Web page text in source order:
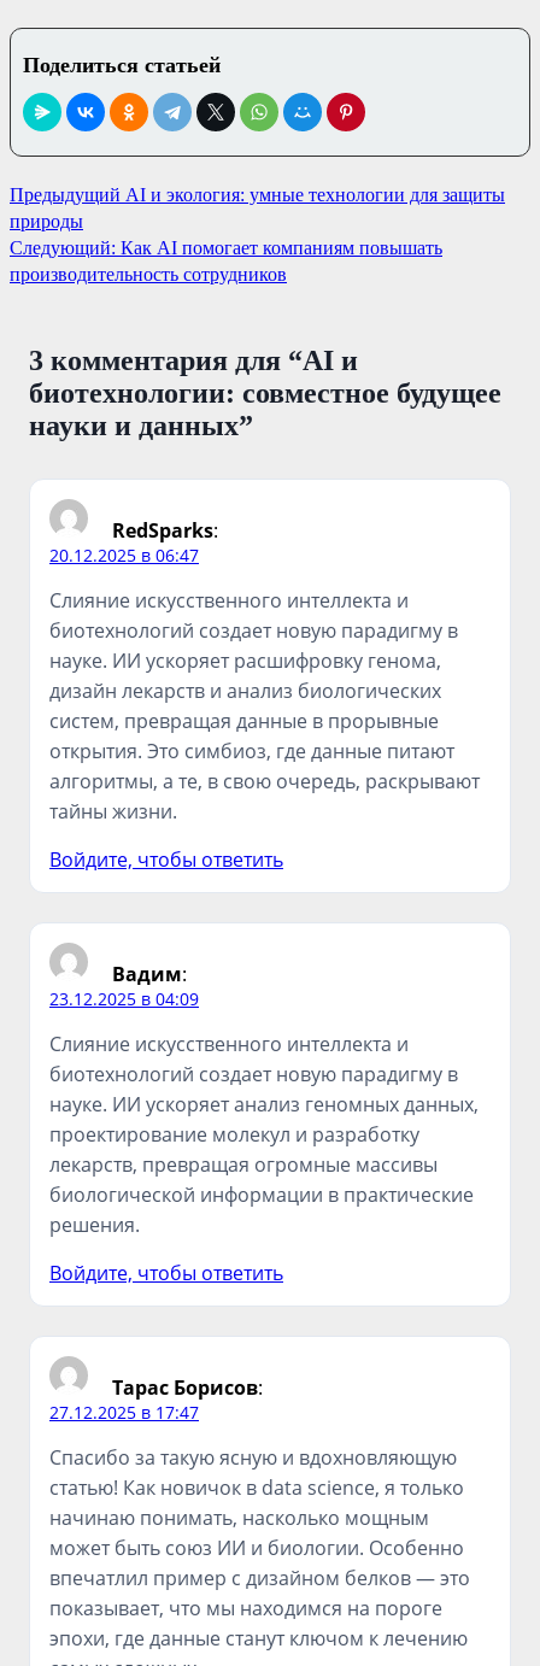
Поделиться статьей
Навигация
по
записям
Предыдущий AI и экология: умные технологии для защиты
природы
Следующий: Как AI помогает компаниям повышать
производительность сотрудников
3 комментария для “AI и
биотехнологии: совместное будущее
науки и данных”
RedSparks:
20.12.2025 в 06:47
Слияние искусственного интеллекта и
биотехнологий создает новую парадигму в
науке. ИИ ускоряет расшифровку генома,
дизайн лекарств и анализ биологических
систем, превращая данные в прорывные
открытия. Это симбиоз, где данные питают
алгоритмы, а те, в свою очередь, раскрывают
тайны жизни.
Войдите, чтобы ответить
Вадим:
23.12.2025 в 04:09
Слияние искусственного интеллекта и
биотехнологий создает новую парадигму в
науке. ИИ ускоряет анализ геномных данных,
проектирование молекул и разработку
лекарств, превращая огромные массивы
биологической информации в практические
решения.
Войдите, чтобы ответить
Тарас Борисов:
27.12.2025 в 17:47
Спасибо за такую ясную и вдохновляющую
статью! Как новичок в data science, я только
начинаю понимать, насколько мощным
может быть союз ИИ и биологии. Особенно
впечатлил пример с дизайном белков — это
показывает, что мы находимся на пороге
эпохи, где данные станут ключом к лечению